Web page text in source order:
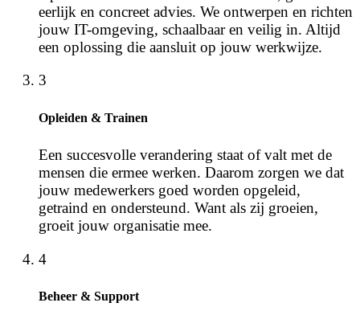
eerlijk en concreet advies. We ontwerpen en richten
jouw IT-omgeving, schaalbaar en veilig in. Altijd
een oplossing die aansluit op jouw werkwijze.
3
Opleiden & Trainen
Een succesvolle verandering staat of valt met de
mensen die ermee werken. Daarom zorgen we dat
jouw medewerkers goed worden opgeleid,
getraind en ondersteund. Want als zij groeien,
groeit jouw organisatie mee.
4
Beheer & Support